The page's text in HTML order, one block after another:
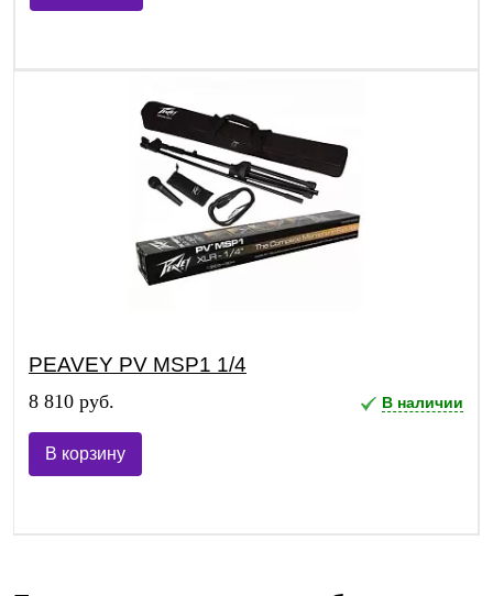
PEAVEY PV MSP1 1/4
8 810 руб. В наличии
В корзину